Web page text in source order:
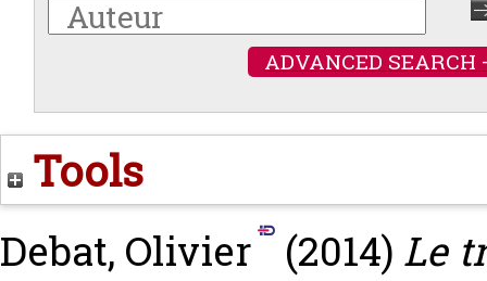
ADVANCED SEARCH
Tools
Debat, Olivier (2014) Le